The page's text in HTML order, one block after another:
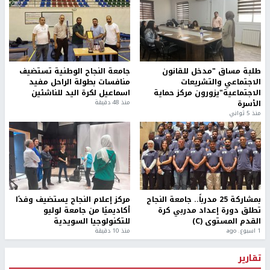
طلبة مساق "مدخل للقانون
الاجتماعي والتشريعات
الاجتماعية"يزورون مركز حماية
الأسرة
منذ 5 ثواني
جامعة النجاح الوطنية تستضيف
منافسات بطولة الراحل مفيد
اسماعيل لكرة اليد للناشئين
منذ 48 دقيقة
بمشاركة 25 مدرباً.. جامعة النجاح
تطلق دورة إعداد مدربي كرة
القدم المستوى (C)
1 اسبوع. ago
مركز إعلام النجاح يستضيف وفدًا
أكاديميًا من جامعة لوليو
للتكنولوجيا السويدية
منذ 10 دقيقة
تقارير